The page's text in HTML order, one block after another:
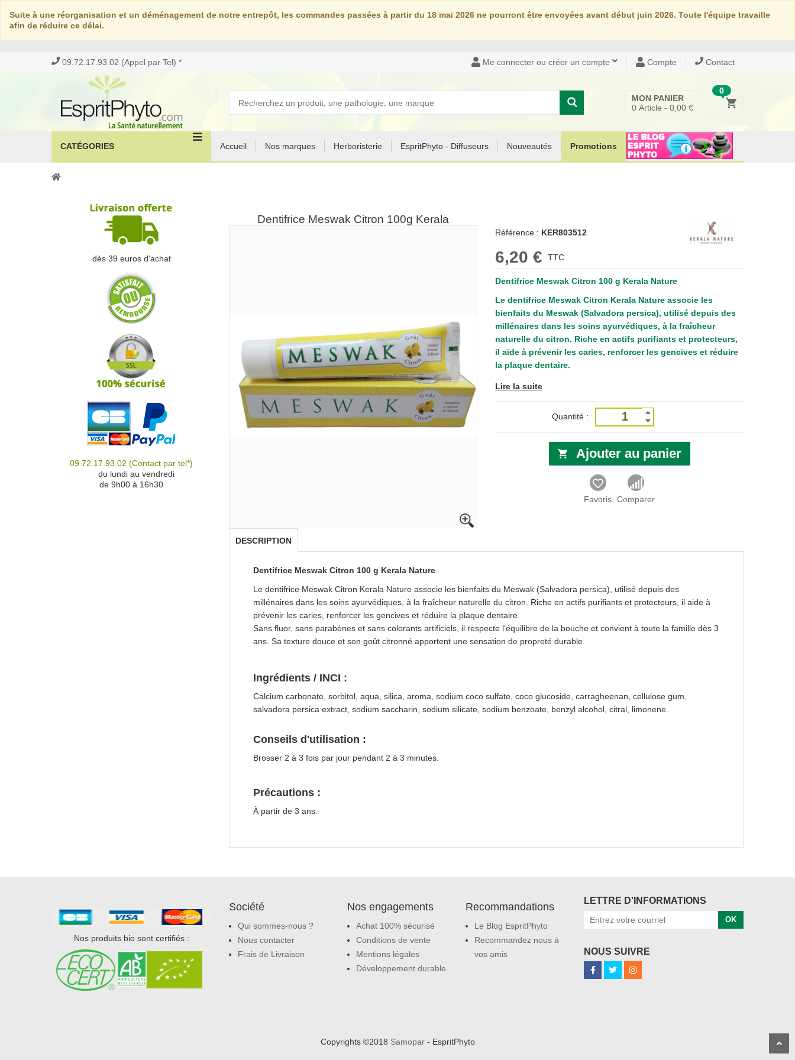
Suite à une réorganisation et un déménagement de notre entrepôt, les commandes passées à partir du 18 mai 2026 ne pourront être envoyées avant début juin 2026. Toute l'équipe travaille
afin de réduire ce délai.
09.72.17.93.02 (Appel par Tel) * Me connecter ou créer un compte Compte Contact
0
MON PANIER
0 Article - 0,00 €
CATÉGORIES Accueil Nos marques Herboristerie EspritPhyto - Diffuseurs Nouveautés Promotions
Dentifrice Meswak Citron 100g Kerala
Référence : KER803512
6,20 € TTC
Dentifrice Meswak Citron 100 g Kerala Nature
Le dentifrice Meswak Citron Kerala Nature associe les
bienfaits du Meswak (Salvadora persica), utilisé depuis des
millénaires dans les soins ayurvédiques, à la fraîcheur
naturelle du citron. Riche en actifs purifiants et protecteurs,
il aide à prévenir les caries, renforcer les gencives et réduire
la plaque dentaire.
Lire la suite
Quantité :
Ajouter au panier
Favoris Comparer
DESCRIPTION
Dentifrice Meswak Citron 100 g Kerala Nature
Le dentifrice Meswak Citron Kerala Nature associe les bienfaits du Meswak (Salvadora persica), utilisé depuis des
millénaires dans les soins ayurvédiques, à la fraîcheur naturelle du citron. Riche en actifs purifiants et protecteurs, il aide à
prévenir les caries, renforcer les gencives et réduire la plaque dentaire.
Sans fluor, sans parabènes et sans colorants artificiels, il respecte l’équilibre de la bouche et convient à toute la famille dès 3
ans. Sa texture douce et son goût citronné apportent une sensation de propreté durable.
Ingrédients / INCI :
Calcium carbonate, sorbitol, aqua, silica, aroma, sodium coco sulfate, coco glucoside, carragheenan, cellulose gum,
salvadora persica extract, sodium saccharin, sodium silicate, sodium benzoate, benzyl alcohol, citral, limonene.
Conseils d'utilisation :
Brosser 2 à 3 fois par jour pendant 2 à 3 minutes.
Précautions :
À partir de 3 ans.
dès 39 euros d'achat
09.72.17.93.02 (Contact par tel*)
du lundi au vendredi
de 9h00 à 16h30
Nos produits bio sont certifiés :
Société
Qui sommes-nous ?
Nous contacter
Frais de Livraison
Nos engagements
Achat 100% sécurisé
Conditions de vente
Mentions légales
Développement durable
Recommandations
Le Blog EspritPhyto
Recommandez nous à
vos amis
LETTRE D'INFORMATIONS
OK
NOUS SUIVRE
Copyrights ©2018 Samopar- EspritPhyto